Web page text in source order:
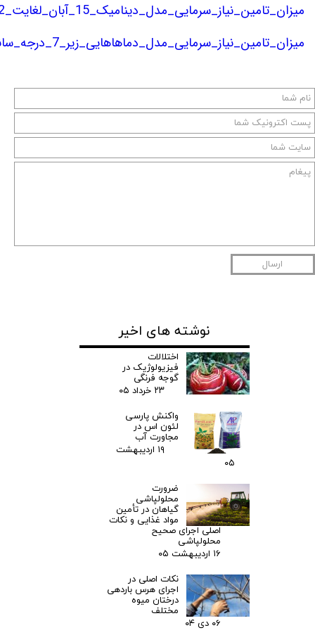
میزان_تامین_نیاز_سرمایی_مدل_دینامیک_15_آبان_لغایت_2_اسفند.pdf
میزان_تامین_نیاز_سرمایی_مدل_دماهاهایی_زیر_7_درجه_سانتی_گراد_15_آبان.pdf
ارسال
نوشته های اخیر
اختلالات
فیزیولوژیک در
گوجه فرنگی
۲۳ خرداد ۰۵
واکنش پارسی
لئون اس در
مجاورت آب
۱۹ اردیبهشت
۰۵
ضرورت
محلولپاشی
گیاهان در تأمین
مواد غذایی و نکات
اصلی اجرای صحیح
محلولپاشی
۱۶ اردیبهشت ۰۵
نکات اصلی در
اجرای هرس باردهی
درختان میوه
مختلف
۰۶ دی ۰۴